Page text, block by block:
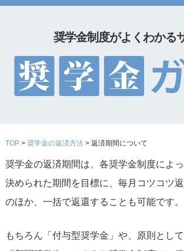
奨学金制度がよくわかる
TOP> 奨学金の返済方法> 返済期間について
奨学金の返済期間は、各奨学金制度によっ
決められた期間を目標に、毎月コツコツ
のほか、一括で返還することも可能です。
もちろん「付与型奨学金」や、原則とし